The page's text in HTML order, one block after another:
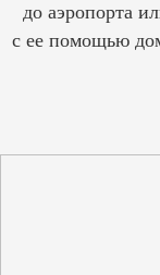
до аэропорта
с ее помощью